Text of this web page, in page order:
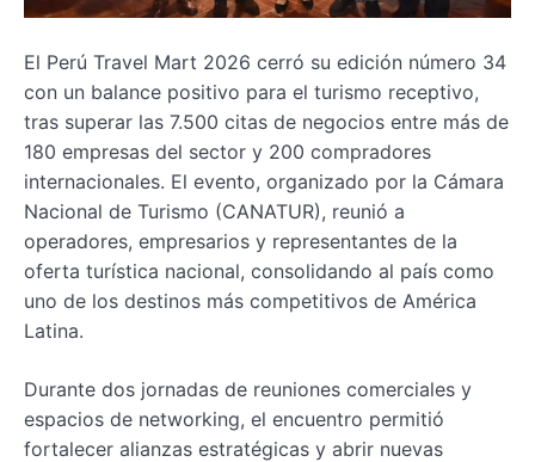
El Perú Travel Mart 2026 cerró su edición número 34
con un balance positivo para el turismo receptivo,
tras superar las 7.500 citas de negocios entre más de
180 empresas del sector y 200 compradores
internacionales. El evento, organizado por la Cámara
Nacional de Turismo (CANATUR), reunió a
operadores, empresarios y representantes de la
oferta turística nacional, consolidando al país como
uno de los destinos más competitivos de América
Latina.
Durante dos jornadas de reuniones comerciales y
espacios de networking, el encuentro permitió
fortalecer alianzas estratégicas y abrir nuevas